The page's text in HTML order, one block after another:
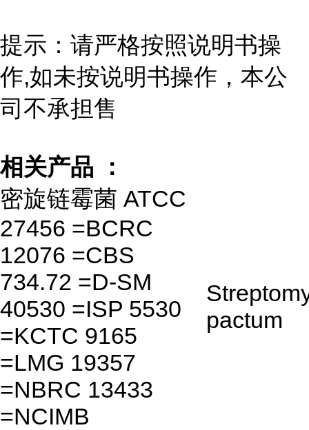
提示：请严格按照说明书操
作,如未按说明书操作，本公
司不承担售
相关产品 ：
密旋链霉菌 ATCC
27456 =BCRC
12076 =CBS
734.72 =D-SM
40530 =ISP 5530
=KCTC 9165
=LMG 19357
=NBRC 13433
=NCIMB
pactum